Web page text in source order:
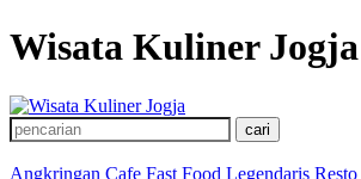
Wisata Kuliner Jogja
Angkringan Cafe Fast Food Legendaris Resto